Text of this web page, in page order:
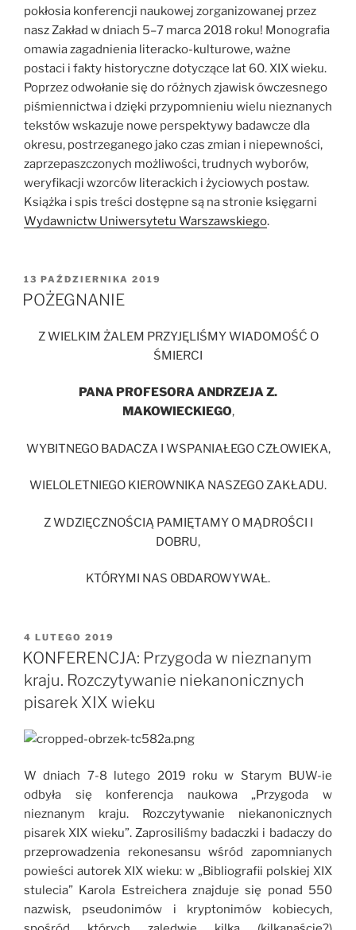
pokłosia konferencji naukowej zorganizowanej przez
nasz Zakład w dniach 5–7 marca 2018 roku! Monografia
omawia zagadnienia literacko-kulturowe, ważne
postaci i fakty historyczne dotyczące lat 60. XIX wieku.
Poprzez odwołanie się do różnych zjawisk ówczesnego
piśmiennictwa i dzięki przypomnieniu wielu nieznanych
tekstów wskazuje nowe perspektywy badawcze dla
okresu, postrzeganego jako czas zmian i niepewności,
zaprzepaszczonych możliwości, trudnych wyborów,
weryfikacji wzorców literackich i życiowych postaw.
Książka i spis treści dostępne są na stronie księgarni
Wydawnictw Uniwersytetu Warszawskiego.
OPUBLIKOWANE
W
13 PAŹDZIERNIKA 2019
POŻEGNANIE
Z WIELKIM ŻALEM PRZYJĘLIŚMY WIADOMOŚĆ O
ŚMIERCI
PANA PROFESORA ANDRZEJA Z.
MAKOWIECKIEGO,
WYBITNEGO BADACZA I WSPANIAŁEGO CZŁOWIEKA,
WIELOLETNIEGO KIEROWNIKA NASZEGO ZAKŁADU.
Z WDZIĘCZNOŚCIĄ PAMIĘTAMY O MĄDROŚCI I
DOBRU,
KTÓRYMI NAS OBDAROWYWAŁ.
OPUBLIKOWANE
W
4 LUTEGO 2019
KONFERENCJA: Przygoda w nieznanym
kraju. Rozczytywanie niekanonicznych
pisarek XIX wieku
W dniach 7-8 lutego 2019 roku w Starym BUW-ie
odbyła się konferencja naukowa „Przygoda w
nieznanym kraju. Rozczytywanie niekanonicznych
pisarek XIX wieku”. Zaprosiliśmy badaczki i badaczy do
przeprowadzenia rekonesansu wśród zapomnianych
powieści autorek XIX wieku: w „Bibliografii polskiej XIX
stulecia” Karola Estreichera znajduje się ponad 550
nazwisk, pseudonimów i kryptonimów kobiecych,